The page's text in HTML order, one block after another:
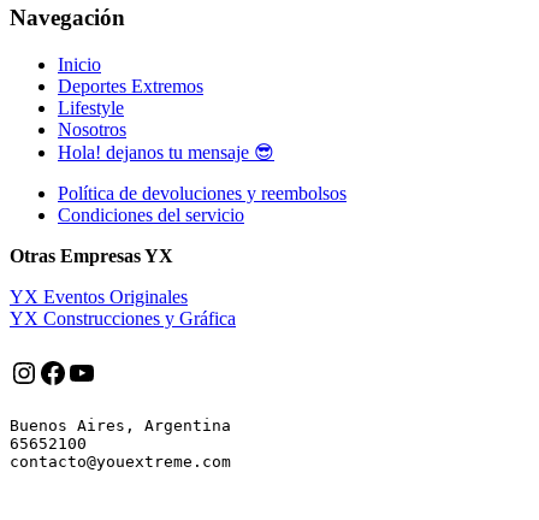
Navegación
Inicio
Deportes Extremos
Lifestyle
Nosotros
Hola! dejanos tu mensaje 😎
Política de devoluciones y reembolsos
Condiciones del servicio
Otras Empresas YX
YX Eventos Originales
YX Construcciones y Gráfica
Instagram
Facebook
YouTube
Buenos Aires, Argentina
65652100